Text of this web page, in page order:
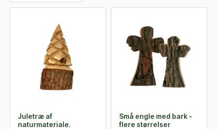
Juletræ af
naturmateriale.
Små engle med bark -
flere størrelser